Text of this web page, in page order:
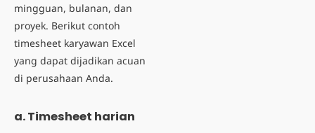
mingguan, bulanan, dan
proyek. Berikut contoh
timesheet karyawan Excel
yang dapat dijadikan acuan
di perusahaan Anda.
a. Timesheet harian